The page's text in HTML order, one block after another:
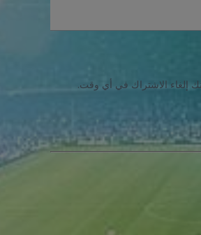
إلغاء الاشتراك في أي وقت.